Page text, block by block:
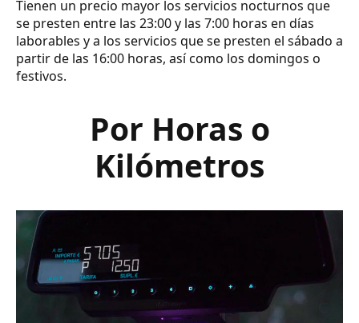
Tienen un precio mayor los servicios nocturnos que
se presten entre las 23:00 y las 7:00 horas en días
laborables y a los servicios que se presten el sábado a
partir de las 16:00 horas, así como los domingos o
festivos.
Por Horas o
Kilómetros